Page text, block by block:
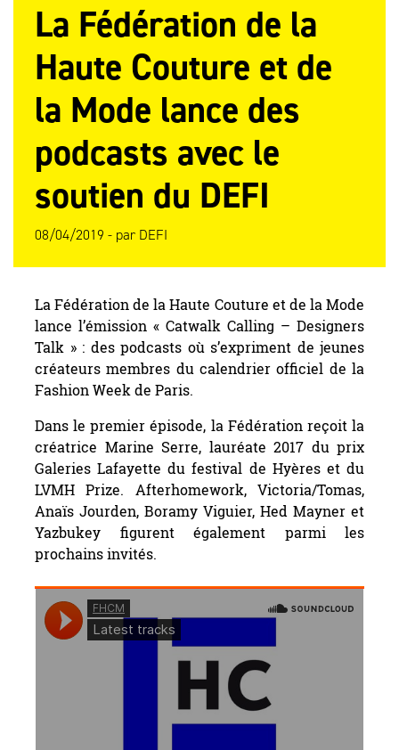
La Fédération de la
Haute Couture et de
la Mode lance des
podcasts avec le
soutien du DEFI
08/04/2019 - par DEFI
La Fédération de la Haute Couture et de la Mode
lance l’émission « Catwalk Calling – Designers
Talk » : des podcasts où s’expriment de jeunes
créateurs membres du calendrier officiel de la
Fashion Week de Paris.
Dans le premier épisode, la Fédération reçoit la
créatrice Marine Serre, lauréate 2017 du prix
Galeries Lafayette du festival de Hyères et du
LVMH Prize. Afterhomework, Victoria/Tomas,
Anaïs Jourden, Boramy Viguier, Hed Mayner et
Yazbukey figurent également parmi les
prochains invités.